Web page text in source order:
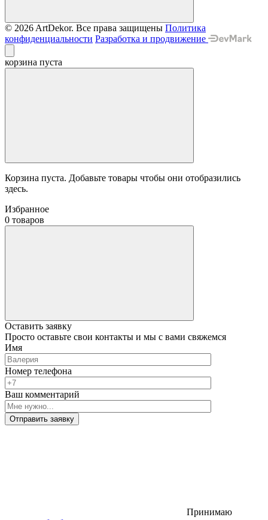
© 2026 ArtDekor. Все права защищены Политика
конфиденциальности Разработка и продвижение
корзина пуста
Корзина пуста. Добавьте товары чтобы они отобразились
здесь.
Избранное
0 товаров
Оставить заявку
Просто оставьте свои контакты и мы с вами свяжемся
Имя
Номер телефона
Ваш комментарий
Отправить заявку
Принимаю